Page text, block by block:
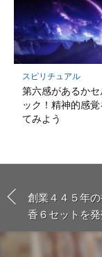
スピリチュアル
第六感があるかセ
ック！精神的感
てみよう
創業４４５年
香６セットを発